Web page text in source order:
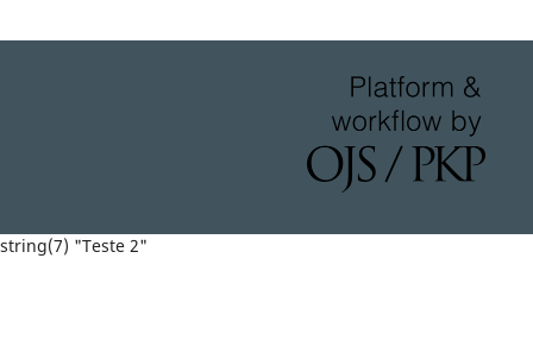
string(7) "Teste 2"